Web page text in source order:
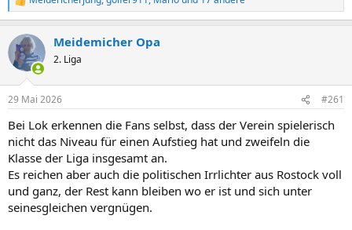
R
e
k
t
i
e
:
Meidemicher Opa
2. Liga
29 Mai 2026 #261
Bei Lok erkennen die Fans selbst, dass der Verein spielerisch
nicht das Niveau für einen Aufstieg hat und zweifeln die
Klasse der Liga insgesamt an.
Es reichen aber auch die politischen Irrlichter aus Rostock voll
und ganz, der Rest kann bleiben wo er ist und sich unter
seinesgleichen vergnügen.